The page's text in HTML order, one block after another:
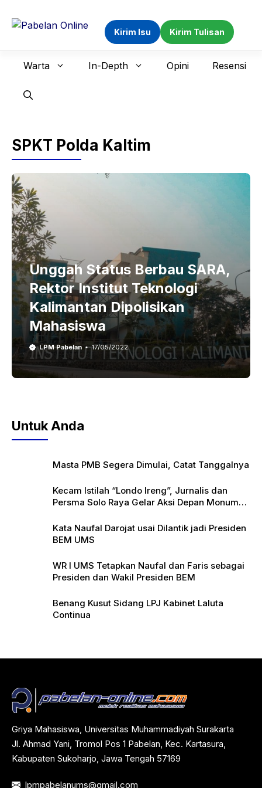
Kirim Isu Kirim Tulisan
Warta In-Depth Opini Resensi
SPKT Polda Kaltim
Unggah Status Berbau SARA,
Rektor Institut Teknologi
Kalimantan Dipolisikan
Mahasiswa
LPM Pabelan 17/05/2022
Untuk Anda
Masta PMB Segera Dimulai, Catat Tanggalnya
Kecam Istilah “Londo Ireng”, Jurnalis dan
Persma Solo Raya Gelar Aksi Depan Monumen
Kata Naufal Darojat usai Dilantik jadi Presiden
BEM UMS
WR I UMS Tetapkan Naufal dan Faris sebagai
Presiden dan Wakil Presiden BEM
Benang Kusut Sidang LPJ Kabinet Laluta
Continua
Griya Mahasiswa, Universitas Muhammadiyah Surakarta
Jl. Ahmad Yani, Tromol Pos 1 Pabelan, Kec. Kartasura,
Kabupaten Sukoharjo, Jawa Tengah 57169
lpmpabelanums@gmail.com